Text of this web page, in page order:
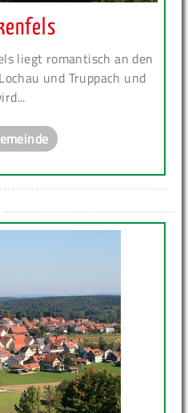
liegt romantisch an den
und Truppach und